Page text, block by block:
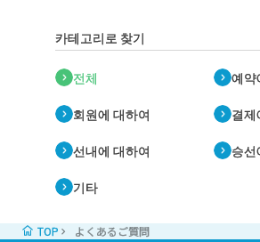
카테고리로 찾기
전체 예약
회원에 대하여 결제
선내에 대하여 승선
기타
TOP よくあるご質問